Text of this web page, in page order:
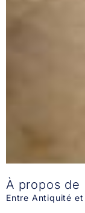
​À propos de
Entre Antiquité et